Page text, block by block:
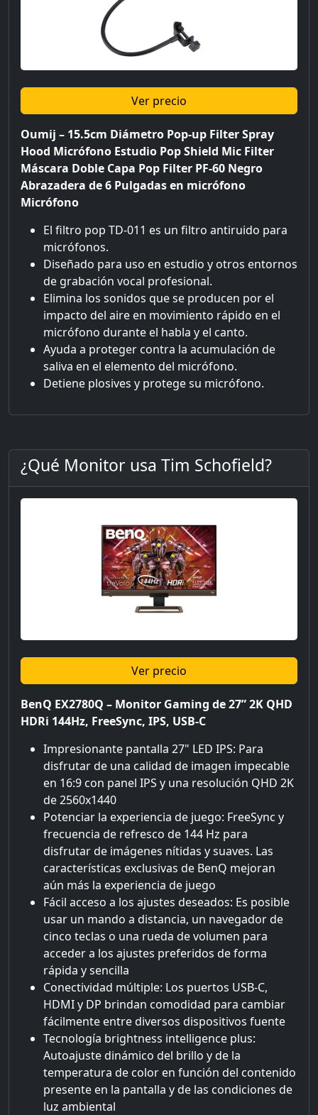
Ver precio
Oumij – 15.5cm Diámetro Pop-up Filter Spray
Hood Micrófono Estudio Pop Shield Mic Filter
Máscara Doble Capa Pop Filter PF-60 Negro
Abrazadera de 6 Pulgadas en micrófono
Micrófono
El filtro pop TD-011 es un filtro antiruido para
micrófonos.
Diseñado para uso en estudio y otros entornos
de grabación vocal profesional.
Elimina los sonidos que se producen por el
impacto del aire en movimiento rápido en el
micrófono durante el habla y el canto.
Ayuda a proteger contra la acumulación de
saliva en el elemento del micrófono.
Detiene plosives y protege su micrófono.
¿Qué Monitor usa Tim Schofield?
Ver precio
BenQ EX2780Q – Monitor Gaming de 27” 2K QHD
HDRi 144Hz, FreeSync, IPS, USB-C
Impresionante pantalla 27" LED IPS: Para
disfrutar de una calidad de imagen impecable
en 16:9 con panel IPS y una resolución QHD 2K
de 2560x1440
Potenciar la experiencia de juego: FreeSync y
frecuencia de refresco de 144 Hz para
disfrutar de imágenes nítidas y suaves. Las
características exclusivas de BenQ mejoran
aún más la experiencia de juego
Fácil acceso a los ajustes deseados: Es posible
usar un mando a distancia, un navegador de
cinco teclas o una rueda de volumen para
acceder a los ajustes preferidos de forma
rápida y sencilla
Conectividad múltiple: Los puertos USB-C,
HDMI y DP brindan comodidad para cambiar
fácilmente entre diversos dispositivos fuente
Tecnología brightness intelligence plus:
Autoajuste dinámico del brillo y de la
temperatura de color en función del contenido
presente en la pantalla y de las condiciones de
luz ambiental